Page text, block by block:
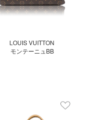
LOUIS VUITTON
モンテーニュBB